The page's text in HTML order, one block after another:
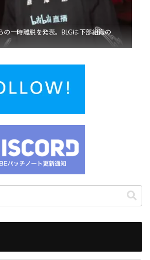
の一時離脱を発表。BLGは下部組織の